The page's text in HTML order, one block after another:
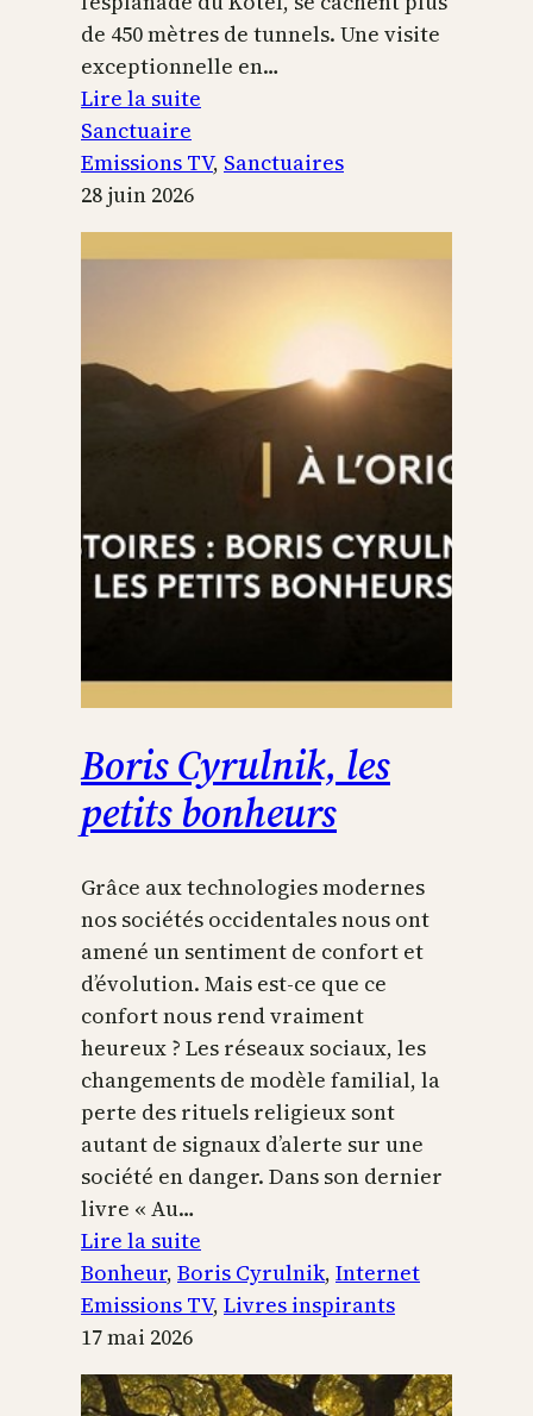
de 450 mètres de tunnels. Une visite
exceptionnelle en…
Lire la suite
Temple
Jérusalem
Sanctuaire
Emissions TV, Sanctuaires
28 juin 2026
Boris Cyrulnik, les
petits bonheurs
Grâce aux technologies modernes
nos sociétés occidentales nous ont
amené un sentiment de confort et
d’évolution. Mais est-ce que ce
confort nous rend vraiment
heureux ? Les réseaux sociaux, les
changements de modèle familial, la
perte des rituels religieux sont
autant de signaux d’alerte sur une
société en danger. Dans son dernier
livre « Au…
Lire la suite
Boris
Cyrulnik,
petits
bonheurs
Bonheur, Boris Cyrulnik, Internet
Emissions TV, Livres inspirants
17 mai 2026